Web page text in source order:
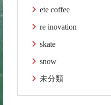
ete coffee
re inovation
skate
snow
未分類